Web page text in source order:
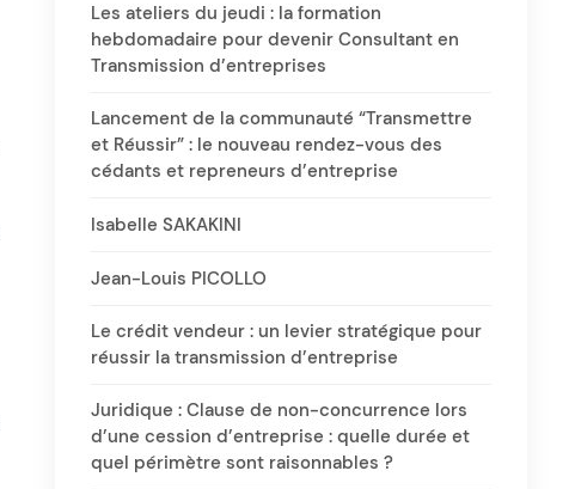
Les ateliers du jeudi : la formation
hebdomadaire pour devenir Consultant en
Transmission d’entreprises
Lancement de la communauté “Transmettre
et Réussir” : le nouveau rendez-vous des
cédants et repreneurs d’entreprise
Isabelle SAKAKINI
Jean-Louis PICOLLO
Le crédit vendeur : un levier stratégique pour
réussir la transmission d’entreprise
Juridique : Clause de non-concurrence lors
d’une cession d’entreprise : quelle durée et
quel périmètre sont raisonnables ?